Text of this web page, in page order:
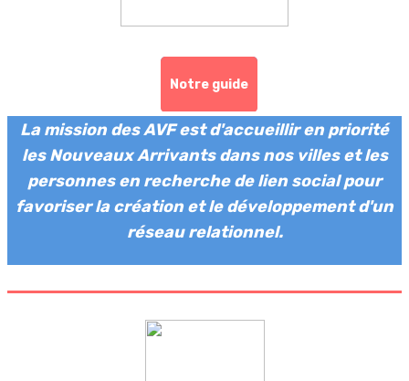
Notre guide
La mission des AVF est d'accueillir en priorité
les Nouveaux Arrivants dans nos villes et les
personnes en recherche de lien social pour
favoriser la création et le développement d'un
réseau relationnel.